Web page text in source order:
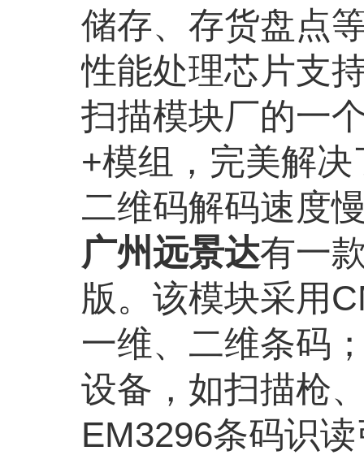
储存、存货盘点
性能处理芯片支
扫描模块厂的一
+模组，完美解
二维码解码速度
广州远景达有一
版。该模块采用
一维、二维条码
设备，如扫描枪
EM3296条码识